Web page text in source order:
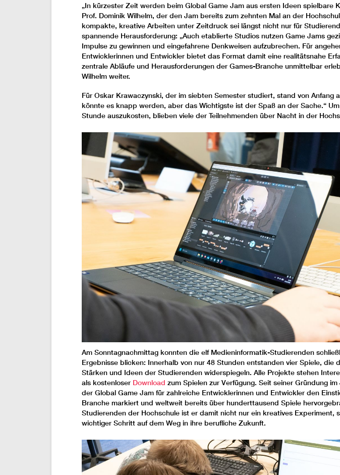
„In kürzester Zeit werden beim Global Game Jam aus ersten Ideen spielbare
Prof. Dominik Wilhelm, der den Jam bereits zum zehnten Mal an der
kompakte, kreative Arbeiten unter Zeitdruck sei längst nicht nur für
spannende Herausforderung: „Auch etablierte Studios nutzen Game Jams
Impulse zu gewinnen und eingefahrene Denkweisen aufzubrechen. Für
Entwicklerinnen und Entwickler bietet das Format damit eine realitätsnahe
zentrale Abläufe und Herausforderungen der Games-Branche unmittelbar
Wilhelm weiter.
Für Oskar Krawaczynski, der im siebten Semester studiert, stand von Anfang
könnte es knapp werden, aber das Wichtigste ist der Spaß an der Sache.“
Stunde auszukosten, blieben viele der Teilnehmenden über Nacht in der
Am Sonntagnachmittag konnten die elf Medieninformatik-Studierenden
Ergebnisse blicken: Innerhalb von nur 48 Stunden entstanden vier Spiele, die
Stärken und Ideen der Studierenden widerspiegeln. Alle Projekte stehen
als kostenloser Download zum Spielen zur Verfügung. Seit seiner Gründung
der Global Game Jam für zahlreiche Entwicklerinnen und Entwickler den
Branche markiert und weltweit bereits über hunderttausend Spiele
Studierenden der Hochschule ist er damit nicht nur ein kreatives Experiment,
wichtiger Schritt auf dem Weg in ihre berufliche Zukunft.